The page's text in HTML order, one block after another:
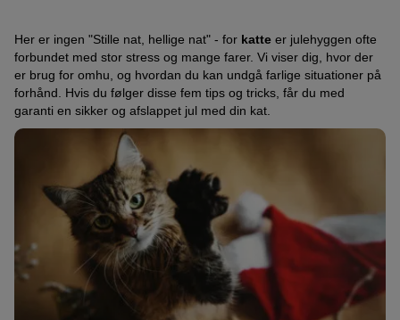
Her er ingen "Stille nat, hellige nat" - for katte er julehyggen ofte
forbundet med stor stress og mange farer. Vi viser dig, hvor der
er brug for omhu, og hvordan du kan undgå farlige situationer på
forhånd. Hvis du følger disse fem tips og tricks, får du med
garanti en sikker og afslappet jul med din kat.